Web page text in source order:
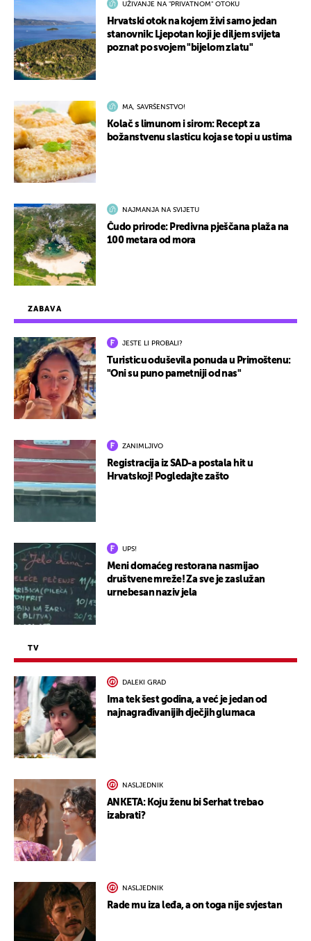
ZABAVA
JESTE LI PROBALI?
Turisticu oduševila ponuda u Primoštenu:
"Oni su puno pametniji od nas"
ZANIMLJIVO
Registracija iz SAD-a postala hit u
Hrvatskoj! Pogledajte zašto
UPS!
Meni domaćeg restorana nasmijao
društvene mreže! Za sve je zaslužan
urnebesan naziv jela
TV
DALEKI GRAD
Ima tek šest godina, a već je jedan od
najnagrađivanijih dječjih glumaca
NASLJEDNIK
ANKETA: Koju ženu bi Serhat trebao
izabrati?
NASLJEDNIK
Rade mu iza leđa, a on toga nije svjestan
UŽIVANJE NA "PRIVATNOM" OTOKU
Hrvatski otok na kojem živi samo jedan
stanovnik: Ljepotan koji je diljem svijeta
poznat po svojem "bijelom zlatu"
MA, SAVRŠENSTVO!
Kolač s limunom i sirom: Recept za
božanstvenu slasticu koja se topi u ustima
NAJMANJA NA SVIJETU
Čudo prirode: Predivna pješčana plaža na
100 metara od mora